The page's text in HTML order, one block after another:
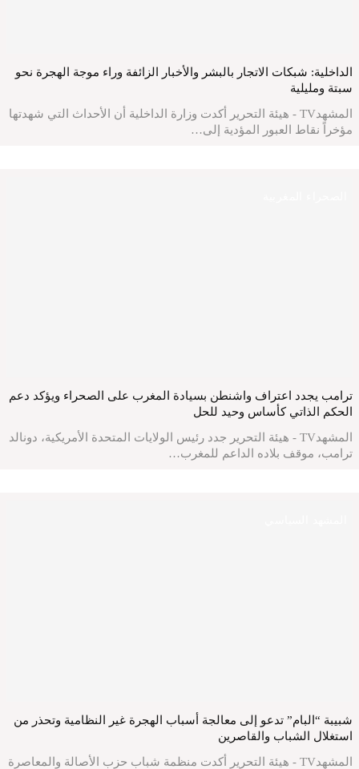
الداخلية: شبكات الاتجار بالبشر والأخبار الزائفة وراء موجة الهجرة نحو
سبتة ومليلية
المشهدTV - هيئة التحرير أكدت وزارة الداخلية أن الأحداث التي شهدتها
مؤخراً نقاط العبور المؤدية إلى…
ترامب يجدد اعتراف واشنطن بسيادة المغرب على الصحراء ويؤكد دعم
الحكم الذاتي كأساس وحيد للحل
المشهدTV - هيئة التحرير جدد رئيس الولايات المتحدة الأمريكية، دونالد
ترامب، موقف بلاده الداعم للمغرب…
شبيبة “البام” تدعو إلى معالجة أسباب الهجرة غير النظامية وتحذر من
استغلال الشباب والقاصرين
المشهدTV - هيئة التحرير أكدت منظمة شباب حزب الأصالة والمعاصرة